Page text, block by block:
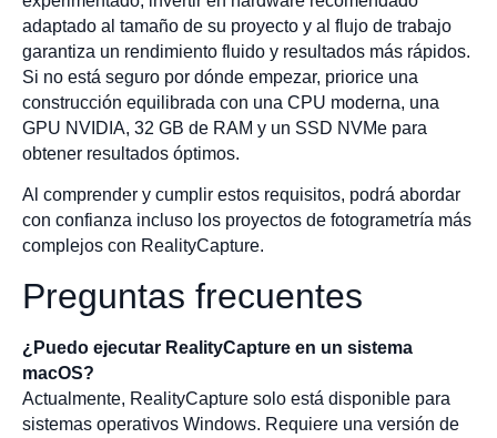
adaptado al tamaño de su proyecto y al flujo de trabajo
garantiza un rendimiento fluido y resultados más rápidos.
Si no está seguro por dónde empezar, priorice una
construcción equilibrada con una CPU moderna, una
GPU NVIDIA, 32 GB de RAM y un SSD NVMe para
obtener resultados óptimos.
Al comprender y cumplir estos requisitos, podrá abordar
con confianza incluso los proyectos de fotogrametría más
complejos con RealityCapture.
Preguntas frecuentes
¿Puedo ejecutar RealityCapture en un sistema
macOS?
Actualmente, RealityCapture solo está disponible para
sistemas operativos Windows. Requiere una versión de